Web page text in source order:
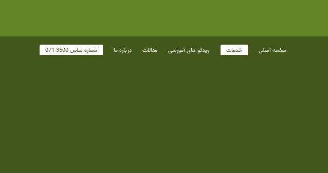
صفحه اصلی خدمات ویدئو های آموزشی مقالات درباره ما شماره تماس 3500-071